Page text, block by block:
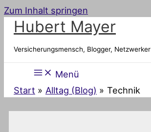
Zum Inhalt springen
Hubert Mayer
Versicherungsmensch, Blogger, Netzwerker
Menü
Start
Alltag (Blog) Technik